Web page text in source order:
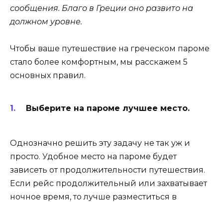
сообщения. Благо в Греции оно развито на
должном уровне.
Чтобы ваше путешествие на греческом пароме
стало более комфортным, мы расскажем 5
основных правил.
Выберите на пароме лучшее место.
Однозначно решить эту задачу не так уж и
просто. Удобное место на пароме будет
зависеть от продолжительности путешествия.
Если рейс продолжительный или захватывает
ночное время, то лучше разместиться в